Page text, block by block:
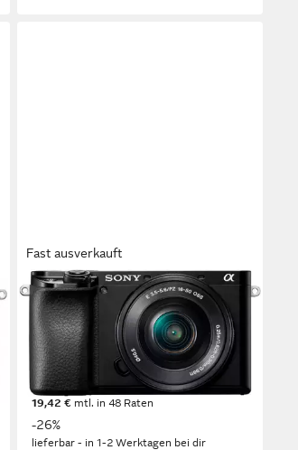
Fast ausverkauft
SONY
Alpha 6100 APS-C Kompaktkamera
24,2 MP Auflösung Foto
4K Ultra HD
Auflösung Video
Sony E-Objektiv Anschluss
669,00 € UVP899,00 €
19,42 € mtl. in 48 Raten
-26%
lieferbar - in 1-2 Werktagen bei dir